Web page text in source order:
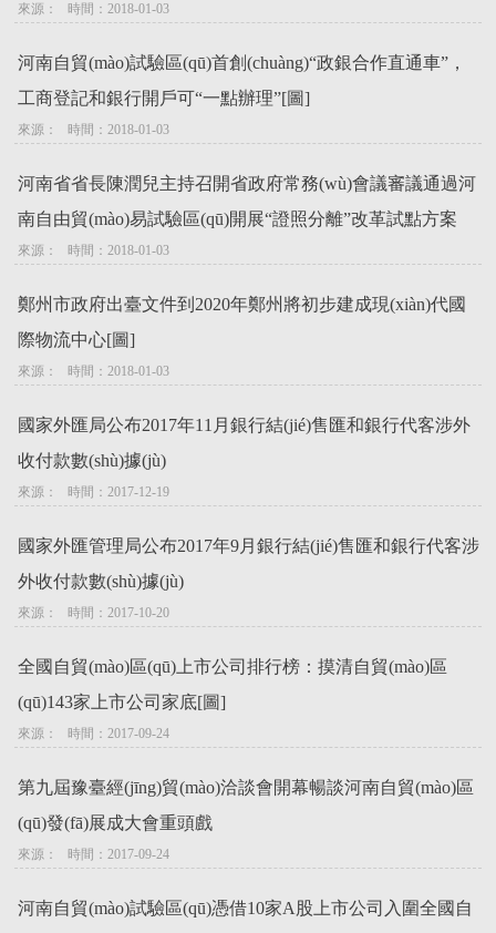
來源：   時間：2018-01-03
河南自貿(mào)試驗區(qū)首創(chuàng)“政銀合作直通車”，
工商登記和銀行開戶可“一點辦理”[圖]
來源：   時間：2018-01-03
河南省省長陳潤兒主持召開省政府常務(wù)會議審議通過河
南自由貿(mào)易試驗區(qū)開展“證照分離”改革試點方案
來源：   時間：2018-01-03
鄭州市政府出臺文件到2020年鄭州將初步建成現(xiàn)代國
際物流中心[圖]
來源：   時間：2018-01-03
國家外匯局公布2017年11月銀行結(jié)售匯和銀行代客涉外
收付款數(shù)據(jù)
來源：   時間：2017-12-19
國家外匯管理局公布2017年9月銀行結(jié)售匯和銀行代客涉
外收付款數(shù)據(jù)
來源：   時間：2017-10-20
全國自貿(mào)區(qū)上市公司排行榜：摸清自貿(mào)區
(qū)143家上市公司家底[圖]
來源：   時間：2017-09-24
第九屆豫臺經(jīng)貿(mào)洽談會開幕暢談河南自貿(mào)區
(qū)發(fā)展成大會重頭戲
來源：   時間：2017-09-24
河南自貿(mào)試驗區(qū)憑借10家A股上市公司入圍全國自